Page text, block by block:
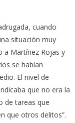
cuando
situación muy
a Martínez Rojas y
se habían
El nivel de
que no era la
de tareas que
que otros delitos”.